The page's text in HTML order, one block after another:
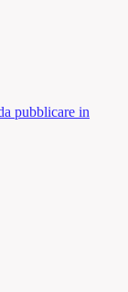
pubblicare in